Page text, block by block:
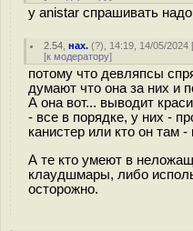
у anistar спрашивать надо
2.54 ,нах. (?), 14:19, 14/05/2024
[к модератору]
потому что девляпсы
думают что она за них и
А она вот... выводит
- все в порядке, у них -
канистер или кто он там -
А те кто умеют в
клаудшмары, либо
осторожно.